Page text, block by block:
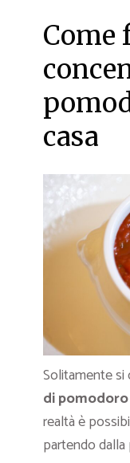
Come
casa
Solitamente si
di
realtà è
partendo